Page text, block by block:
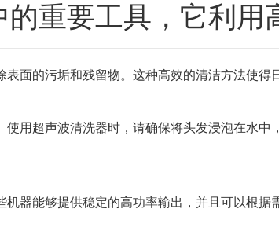
重要工具，它利用
面的污垢和残留物。这种高效的清洁方法使得
用超声波清洗器时，请确保将头发浸泡在水中
器能够提供稳定的高功率输出，并且可以根据